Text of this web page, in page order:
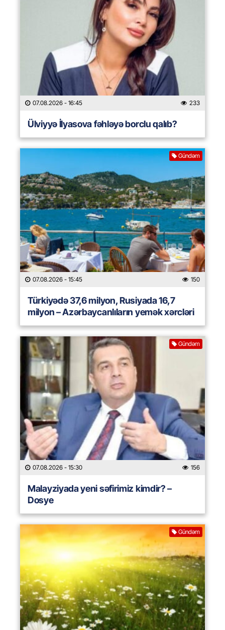
07.08.2026 - 16:45 233
Ülviyyə İlyasova fəhləyə borclu qalıb?
Gündəm
07.08.2026 - 15:45 150
Türkiyədə 37,6 milyon, Rusiyada 16,7
milyon – Azərbaycanlıların yemək xərcləri
Gündəm
07.08.2026 - 15:30 156
Malayziyada yeni səfirimiz kimdir? –
Dosye
Gündəm